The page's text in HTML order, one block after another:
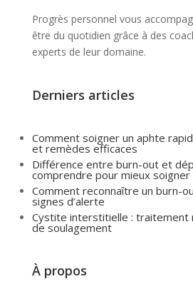
Progrès personnel vous
être du quotidien grâce à des
experts de leur domaine.
Derniers articles
Comment soigner un aphte
et remèdes efficaces
Différence entre burn-out et
comprendre pour mieux soigner
Comment reconnaître un burn-
signes d’alerte
Cystite interstitielle : traitement
de soulagement
À propos